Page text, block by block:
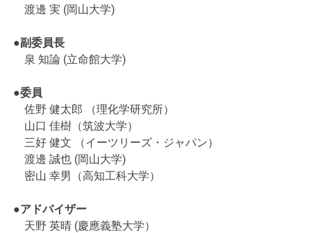
渡邊 実 (岡山大学)
●副委員長
泉 知論 (立命館大学)
●委員
佐野 健太郎 （理化学研究所）
山口 佳樹（筑波大学）
三好 健文 （イーツリーズ・ジャパン）
渡邊 誠也 (岡山大学)
密山 幸男（高知工科大学）
●アドバイザー
天野 英晴 (慶應義塾大学）